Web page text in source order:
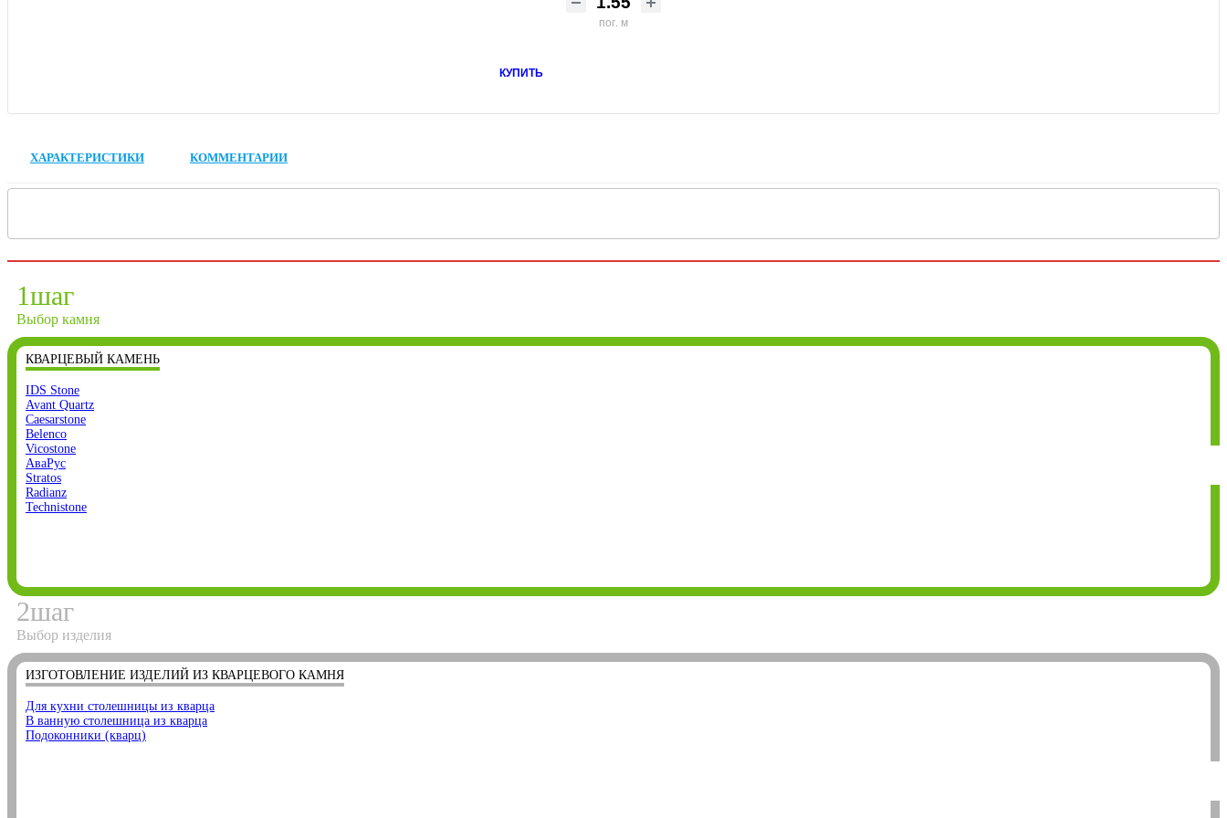
пог. м
КУПИТЬ
ХАРАКТЕРИСТИКИ КОММЕНТАРИИ
1шаг
Выбор камня
КВАРЦЕВЫЙ КАМЕНЬ
IDS Stone
Avant Quartz
Caesarstone
Belenco
Vicostone
АваРус
Stratos
Radianz
Technistone
2шаг
Выбор изделия
ИЗГОТОВЛЕНИЕ ИЗДЕЛИЙ ИЗ КВАРЦЕВОГО КАМНЯ
Для кухни столешницы из кварца
В ванную столешница из кварца
Подоконники (кварц)